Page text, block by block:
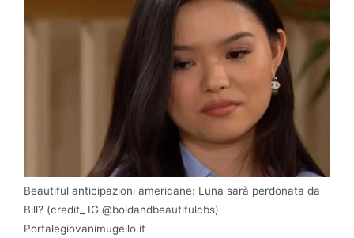
Beautiful anticipazioni americane: Luna sarà perdonata da
Bill? (credit_ IG @boldandbeautifulcbs)
Portalegiovanimugello.it